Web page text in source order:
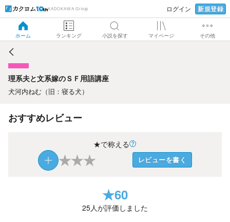
KADOKAWA Group ログイン 新規登録
ホーム ランキング 小説を探す マイページ その他
理系夫と文系嫁のＳＦ用語講座
理系夫と文系嫁のＳＦ用語講座
犬河内ねむ（旧：寝る犬）
おすすめレビュー
★で称える
★★★ レビューを書く
★60
25人が評価しました